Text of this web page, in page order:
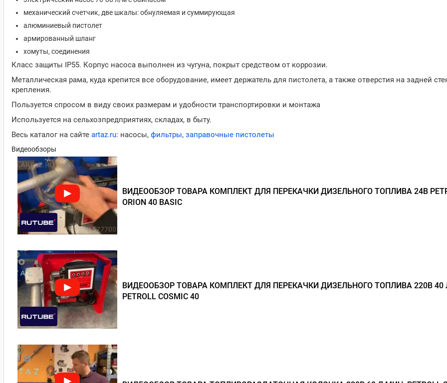
механический счетчик, две шкалы: обнуляемая и суммирующая
алюминиевый пистолет
армированный шланг
хомуты, соединения
Класс защиты IP55. Корпус насоса выполнен из чугуна, покрыт средством от коррозии.
Металлическая рама, куда крепится все оборудование, имеет держатель для пистолета, а также отверстия на задней
крепления.
Пользуется спросом в виду своих размерам и удобности транспортировки и монтажа
Используется на сельхозпредприятиях, складах, в быту.
Весь каталог на сайте artaz.ru: насосы, фильтры, заправочные пистолеты
Видеообзоры
ВИДЕООБЗОР ТОВАРА КОМПЛЕКТ ДЛЯ ПЕРЕКАЧКИ ДИЗЕЛЬНОГО ТОПЛИВА 24В
ORION 40 BASIC
ВИДЕООБЗОР ТОВАРА КОМПЛЕКТ ДЛЯ ПЕРЕКАЧКИ ДИЗЕЛЬНОГО ТОПЛИВА 220В 40
PETROLL COSMIC 40